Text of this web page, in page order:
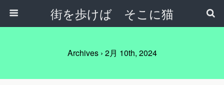
街を歩けば そこに猫
Archives › 2月 10th, 2024